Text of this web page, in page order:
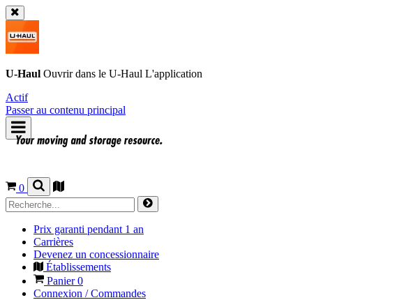
U-Haul Ouvrir dans le U-Haul L'application
Actif
Passer au contenu principal
0
Prix garanti pendant 1 an
Carrières
Devenez un concessionnaire
Établissements
Panier0
Connexion / Commandes